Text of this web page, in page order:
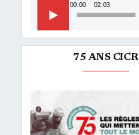
00:00 02:03
75 ANS CICR